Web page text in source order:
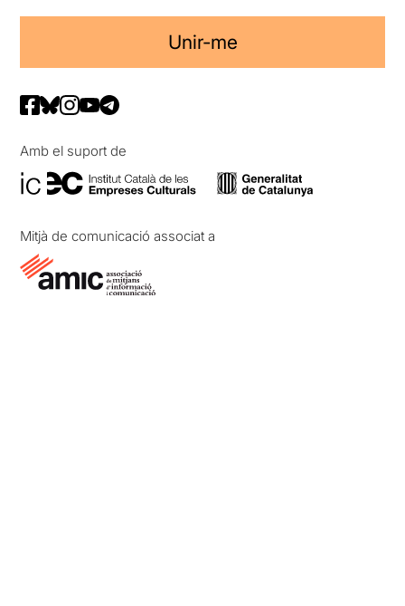
Unir-me
Amb el suport de
Mitjà de comunicació associat a